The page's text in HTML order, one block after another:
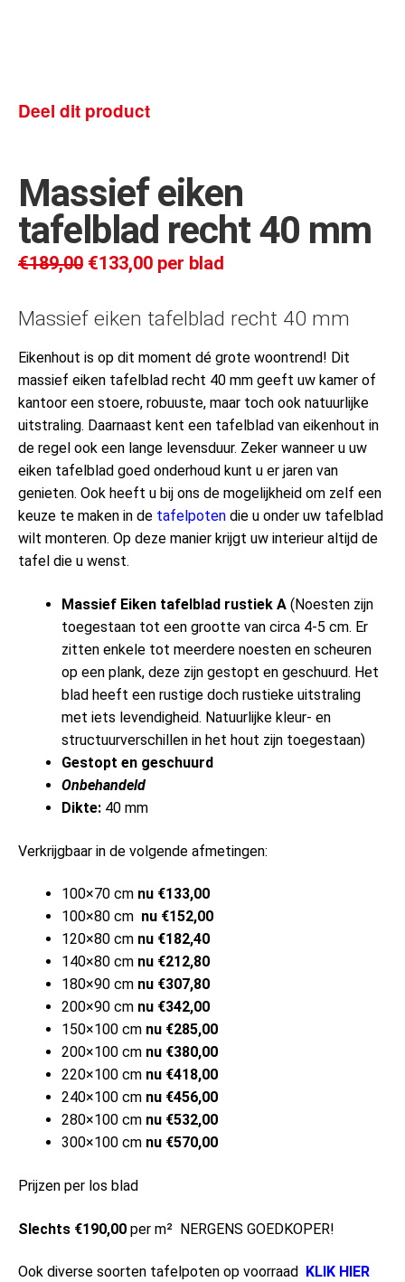
Deel dit product
Massief eiken
tafelblad recht 40 mm
€189,00 €133,00 per blad
Massief eiken tafelblad recht 40 mm
Eikenhout is op dit moment dé grote woontrend! Dit
massief eiken tafelblad recht 40 mm geeft uw kamer of
kantoor een stoere, robuuste, maar toch ook natuurlijke
uitstraling. Daarnaast kent een tafelblad van eikenhout in
de regel ook een lange levensduur. Zeker wanneer u uw
eiken tafelblad goed onderhoud kunt u er jaren van
genieten. Ook heeft u bij ons de mogelijkheid om zelf een
keuze te maken in de tafelpoten die u onder uw tafelblad
wilt monteren. Op deze manier krijgt uw interieur altijd de
tafel die u wenst.
Massief Eiken tafelblad rustiek A (Noesten zijn
toegestaan tot een grootte van circa 4-5 cm. Er
zitten enkele tot meerdere noesten en scheuren
op een plank, deze zijn gestopt en geschuurd. Het
blad heeft een rustige doch rustieke uitstraling
met iets levendigheid. Natuurlijke kleur- en
structuurverschillen in het hout zijn toegestaan)
Gestopt en geschuurd
Onbehandeld
Dikte: 40 mm
Verkrijgbaar in de volgende afmetingen:
100×70 cm nu €133,00
100×80 cm nu €152,00
120×80 cm nu €182,40
140×80 cm nu €212,80
180×90 cm nu €307,80
200×90 cm nu €342,00
150×100 cm nu €285,00
200×100 cm nu €380,00
220×100 cm nu €418,00
240×100 cm nu €456,00
280×100 cm nu €532,00
300×100 cm nu €570,00
Prijzen per los blad
Slechts €190,00 per m² NERGENS GOEDKOPER!
Ook diverse soorten tafelpoten op voorraad KLIK HIER